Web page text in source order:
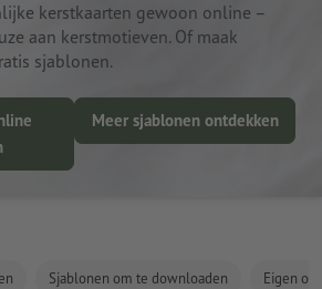
kerstkaarten gewoon online –
aan kerstmotieven. Of maak
sjablonen.
Meer sjablonen ontdekken
Sjablonen om te downloaden Eigen